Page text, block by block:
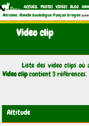
ACCUEIL PHOTOS VIDÉOS BLOG
Néronne, femelle bouledogue français bringée (21/11/
Video clip
Liste des video clips
Video clipcontient 3 références.
Altitude